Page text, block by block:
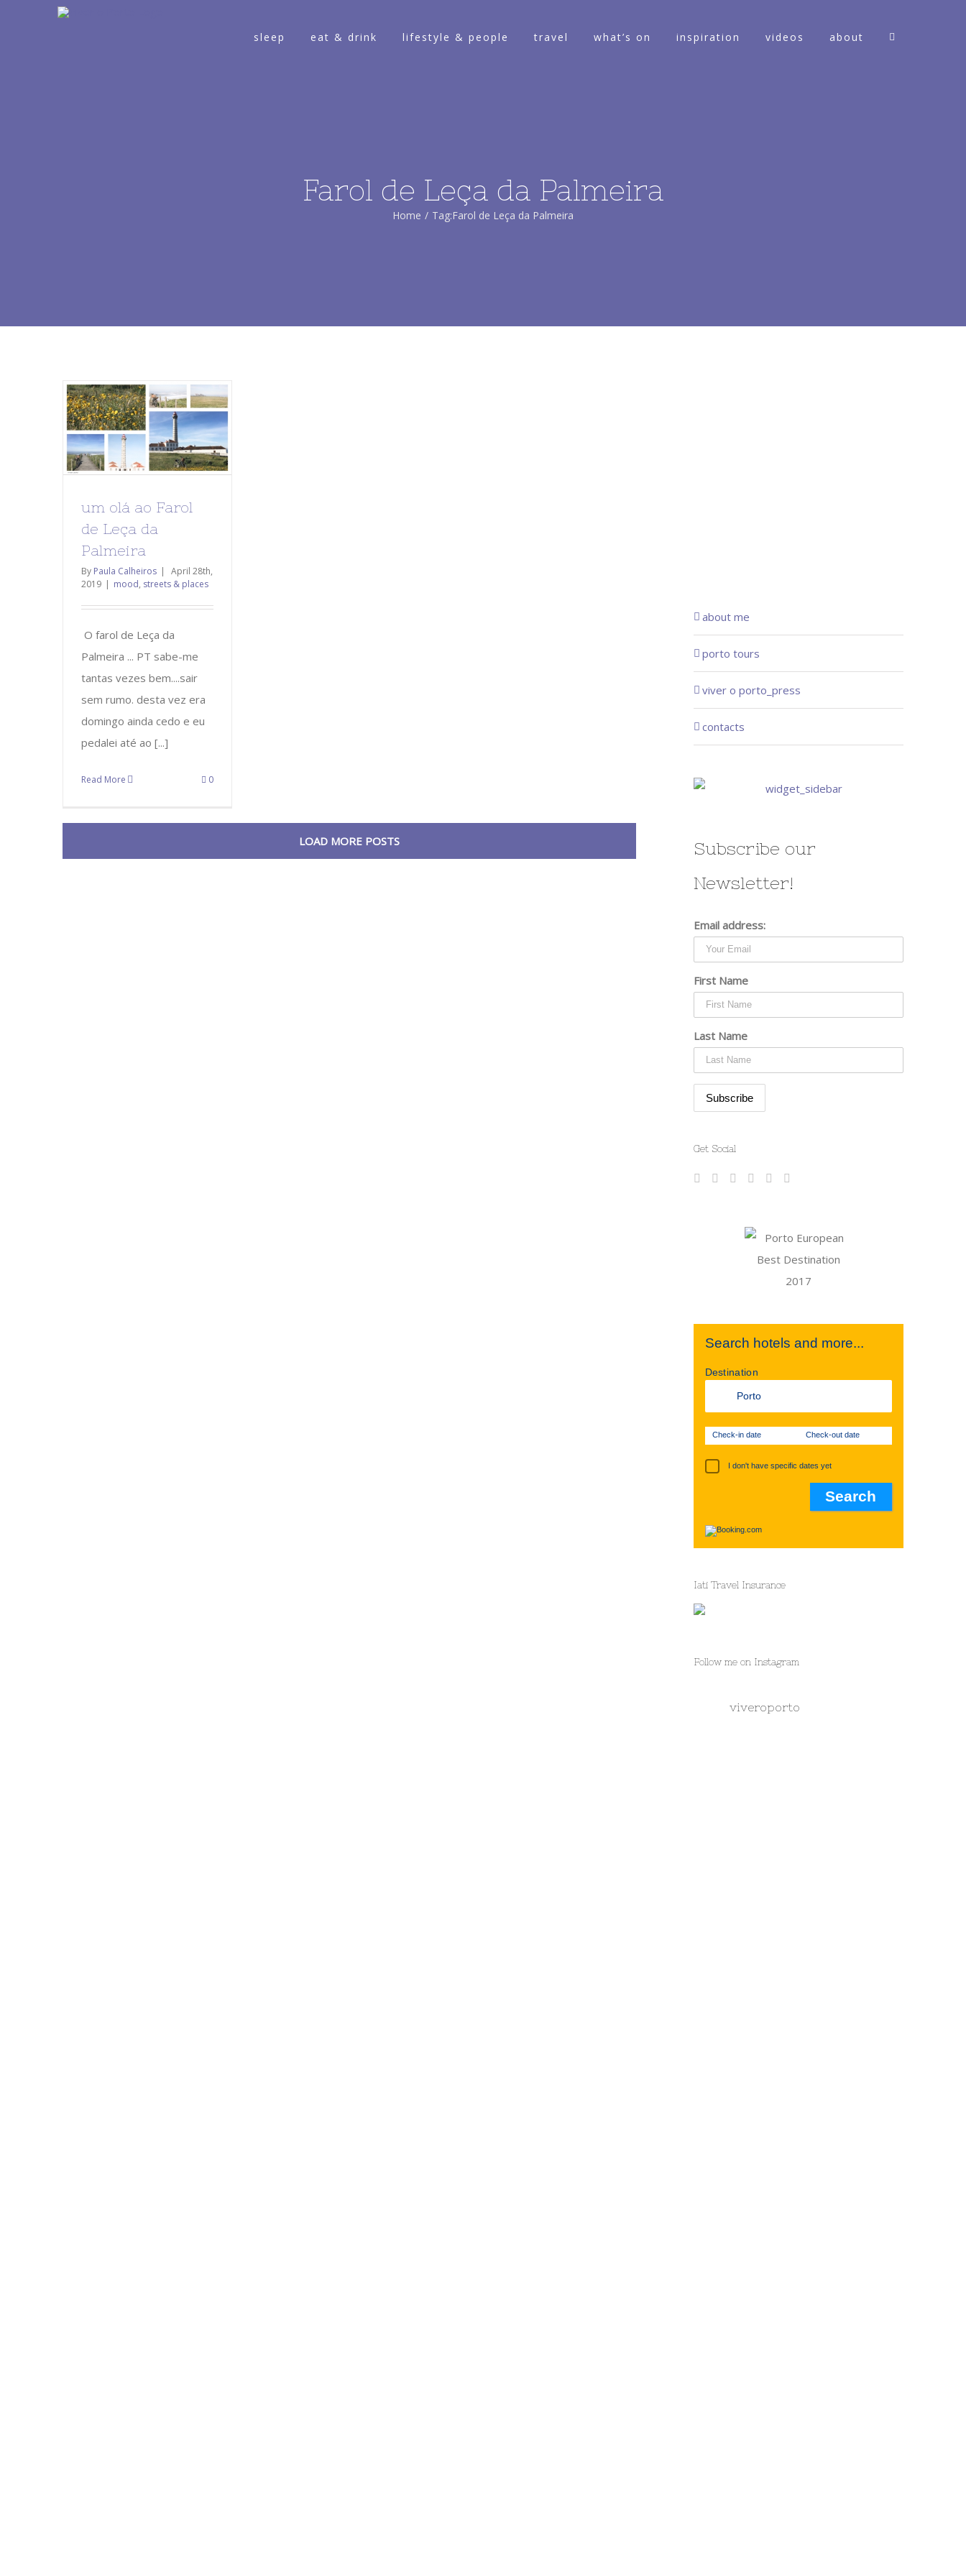
sleep eat & drink lifestyle & people travel what’s on inspiration videos about
Farol de Leça da Palmeira
Home / Tag:Farol de Leça da Palmeira
um olá ao Farol
de Leça da
Palmeira
By Paula Calheiros |
April 28th,
2019 | mood, streets & places
O farol de Leça da
Palmeira ... PT sabe-me
tantas vezes bem....sair
sem rumo. desta vez era
domingo ainda cedo e eu
pedalei até ao [...]
Read More 0
LOAD MORE POSTS
about me
porto tours
viver o porto_press
contacts
Subscribe our
Newsletter!
Email address:
First Name
Last Name
Get Social
Search hotels and more...
Destination
Check-in date Check-out date
I don't have specific dates yet
Iati Travel Insurance
Follow me on Instagram
viveroporto